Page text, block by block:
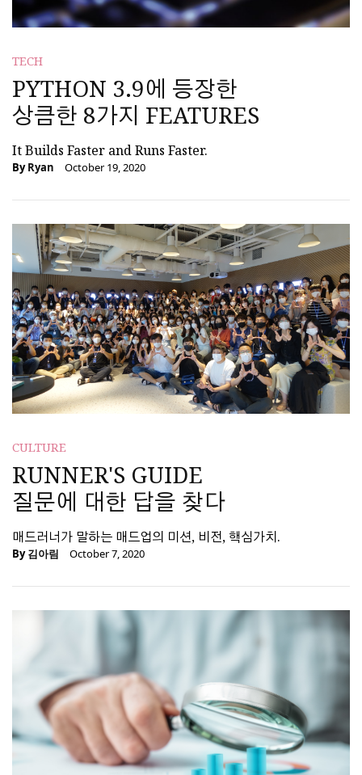
TECH
PYTHON 3.9에 등장한
상큼한 8가지 FEATURES
It Builds Faster and Runs Faster.
ByRyan October 19, 2020
CULTURE
RUNNER'S GUIDE
질문에 대한 답을 찾다
매드러너가 말하는 매드업의 미션, 비전, 핵심가치.
By김아림 October 7, 2020